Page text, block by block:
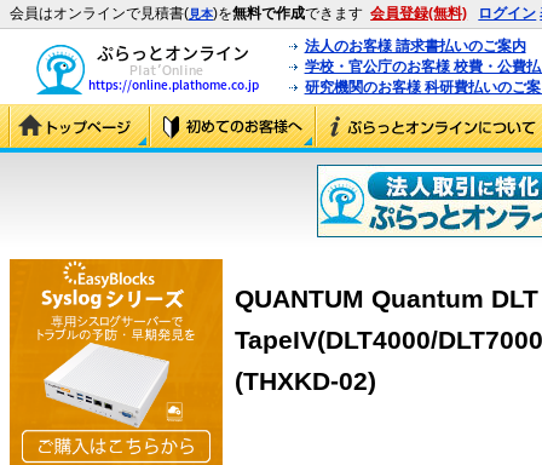
会員はオンラインで見積書(見本)を無料で作成できます 会員登録(無料) ログイン
法人のお客様 請求書払いのご案内
学校・官公庁のお客様 校費・公費
研究機関のお客様 科研費払いのご
QUANTUM Quantum DLT
TapeIV(DLT4000/
(THXKD-02)